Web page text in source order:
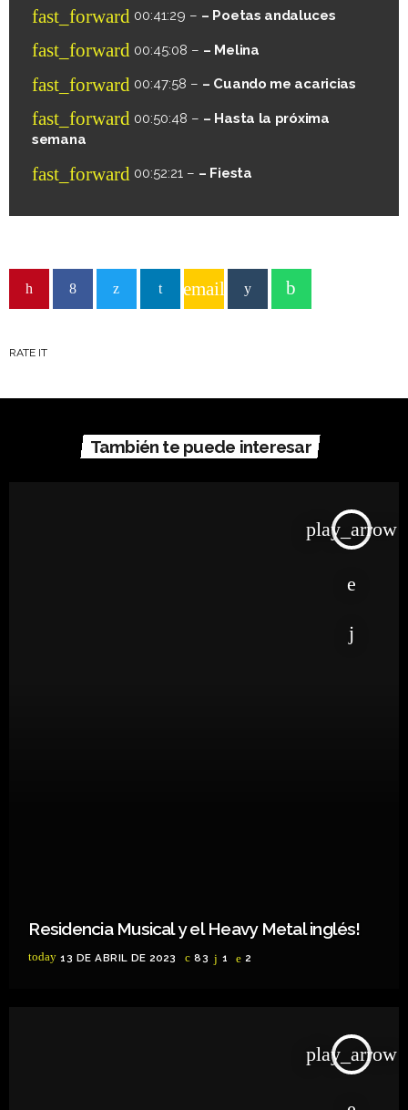
fast_forward 00:41:29 – – Poetas andaluces
fast_forward 00:45:08 – – Melina
fast_forward 00:47:58 – – Cuando me acaricias
fast_forward 00:50:48 – – Hasta la próxima
semana
fast_forward 00:52:21 – – Fiesta
email
RATE IT
También te puede interesar
play_arrow
Residencia Musical y el Heavy Metal inglés!
today 13 DE ABRIL DE 2023 83 1 2
play_arrow